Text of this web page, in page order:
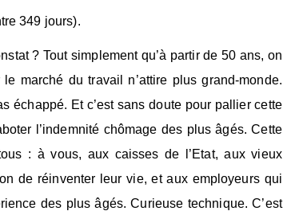
349 jours).
? Tout simplement qu’à partir de 50 ans, on
marché du travail n’attire plus grand-monde.
échappé. Et c’est sans doute pour pallier cette
l’indemnité chômage des plus âgés. Cette
: à vous, aux caisses de l’Etat, aux vieux
de réinventer leur vie, et aux employeurs qui
des plus âgés. Curieuse technique. C’est